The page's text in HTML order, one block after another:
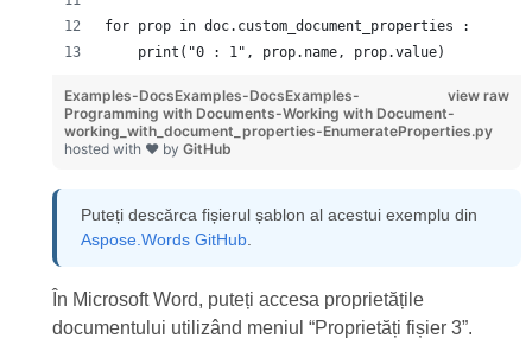
for prop in doc.custom_document_properties :
    print("0 : 1", prop.name, prop.value)
view raw
Examples-DocsExamples-DocsExamples-
Programming with Documents-Working with Document-
working_with_document_properties-EnumerateProperties.py
hosted with ❤ by GitHub
Puteți descărca fișierul șablon al acestui exemplu din
Aspose.Words GitHub.
În Microsoft Word, puteți accesa proprietățile
documentului utilizând meniul “Proprietăți fișier 3”.